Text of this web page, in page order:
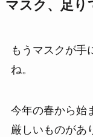
マスク、足り
もうマスクが手
ね。
今年の春から始
厳しいものがあ